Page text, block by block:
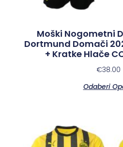
Moški Nogometni
Dortmund Domači
+ Kratke Hlače
€38.00
Odaberi